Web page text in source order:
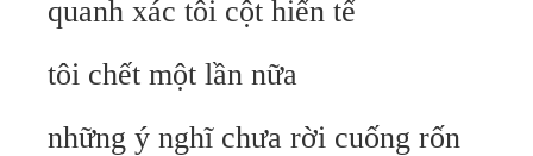
quanh xác tôi cột hiến tế
tôi chết một lần nữa
những ý nghĩ chưa rời cuống rốn